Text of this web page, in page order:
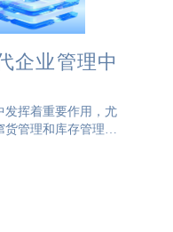
企业管理中
发挥着重要作用，尤
管理和库存管理方
只需扫描产品上的